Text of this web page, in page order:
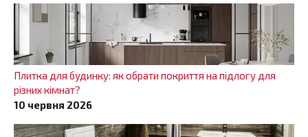
Плитка для будинку: як обрати покриття на підлогу для
різних кімнат?
10 червня 2026